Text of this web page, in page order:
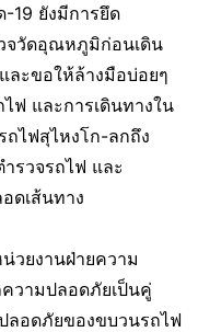
19 ยังมีการยึด
จวัดอุณหภูมิก่อนเดิน
ละขอให้ล้างมือบ่อยๆ
ฟ และการเดินทางใน
ถไฟสุไหงโก-ลกถึง
รวจรถไฟ และ
ดเส้นทาง
วยงานฝ่ายความ
วามปลอดภัยเป็นคู่
ลอดภัยของขบวนรถไฟ